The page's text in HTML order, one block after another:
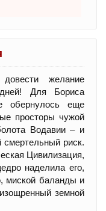
желание
Для Бориса
обернулось еще
просторы чужой
Водавии – и
смертельный риск.
Цивилизация,
наделила его,
миской баланды и
земной